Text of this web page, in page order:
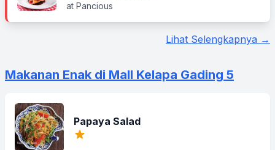
at Pancious
Lihat Selengkapnya →
Makanan Enak di Mall Kelapa Gading 5
Papaya Salad